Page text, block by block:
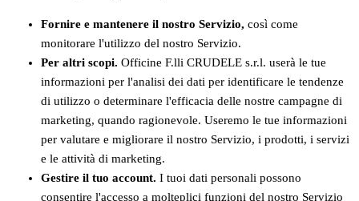
Fornire e mantenere il nostro Servizio, così come
monitorare l'utilizzo del nostro Servizio.
Per altri scopi. Officine F.lli CRUDELE s.r.l. userà le tue
informazioni per l'analisi dei dati per identificare le tendenze
di utilizzo o determinare l'efficacia delle nostre campagne di
marketing, quando ragionevole. Useremo le tue informazioni
per valutare e migliorare il nostro Servizio, i prodotti, i servizi
e le attività di marketing.
Gestire il tuo account. I tuoi dati personali possono
consentire l'accesso a molteplici funzioni del nostro Servizio